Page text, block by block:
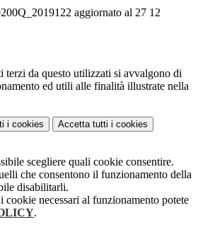
aggiornato al 27 12
terzi da questo utilizzati si avvalgono di
ed utili alle finalità illustrate nella
i cookies Accetta tutti i cookies
scegliere quali cookie consentire.
che consentono il funzionamento della
disabilitarli.
cookie necessari al funzionamento potete
.